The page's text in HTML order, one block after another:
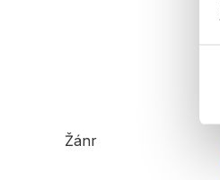
Žánr